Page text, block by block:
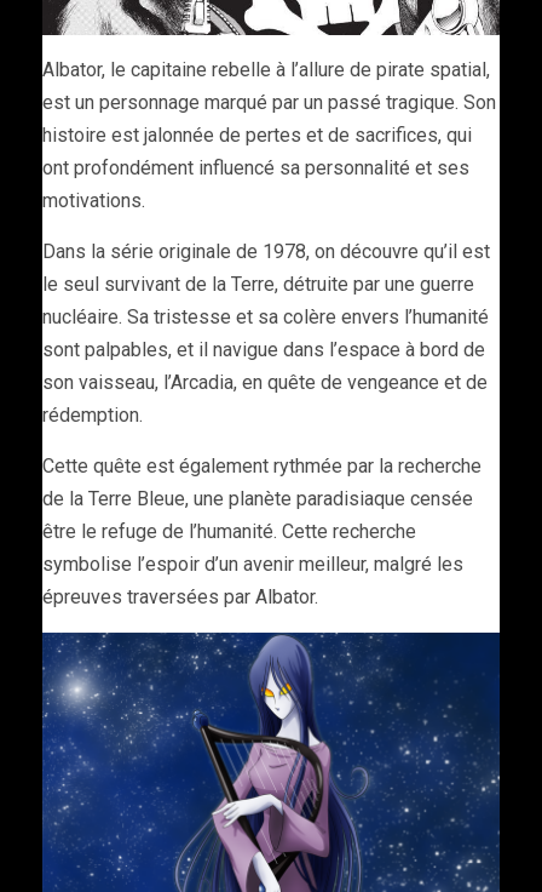
Albator, le capitaine rebelle à l’allure de pirate spatial,
est un personnage marqué par un passé tragique. Son
histoire est jalonnée de pertes et de sacrifices, qui
ont profondément influencé sa personnalité et ses
motivations.
Dans la série originale de 1978, on découvre qu’il est
le seul survivant de la Terre, détruite par une guerre
nucléaire. Sa tristesse et sa colère envers l’humanité
sont palpables, et il navigue dans l’espace à bord de
son vaisseau, l’Arcadia, en quête de vengeance et de
rédemption.
Cette quête est également rythmée par la recherche
de la Terre Bleue, une planète paradisiaque censée
être le refuge de l’humanité. Cette recherche
symbolise l’espoir d’un avenir meilleur, malgré les
épreuves traversées par Albator.